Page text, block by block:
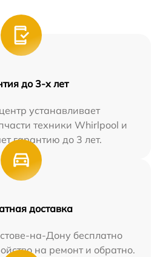
до 3-х лет
устанавливает
техники Whirlpool и
гарантию до 3 лет.
доставка
на-Дону бесплатно
на ремонт и обратно.